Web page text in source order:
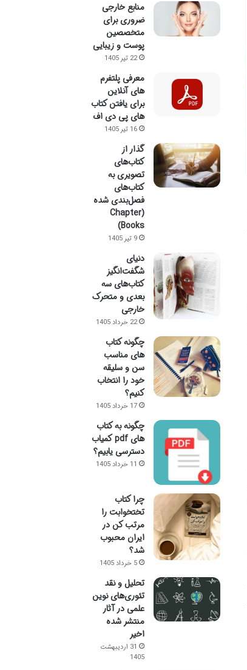
منابع خارجی
ضروری برای
متخصصین
پوست و زیبایی
22 تیر 1405
معرفی پلتفرم
های آنلاین
برای یافتن کتاب
های پی دی اف
16 تیر 1405
گذار از
کتاب‌های
تصویری به
کتاب‌های
فصل‌بندی شده
(Chapter
Books)
9 تیر 1405
دنیای
شگفت‌انگیز
کتاب‌های سه
بعدی و متحرک
خارجی
22 خرداد 1405
چگونه کتاب
های مناسب
سن و سلیقه
خود را انتخاب
کنیم؟
17 خرداد 1405
چگونه به کتاب
های pdf کمیاب
دسترسی یابیم؟
11 خرداد 1405
چرا کتاب
تختخوابت را
مرتب کن در
ایران محبوب
شد؟
5 خرداد 1405
تحلیل و نقد
تئوری‌های نوین
علمی در آثار
منتشر شده
اخیر
31 اردیبهشت
1405